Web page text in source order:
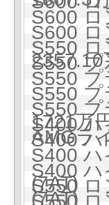
S600
S600
S550
S550
S550
S550
1721万
S550
AMGラ
S400
S400
S400
(7AT)
S400
(7AT)
S550